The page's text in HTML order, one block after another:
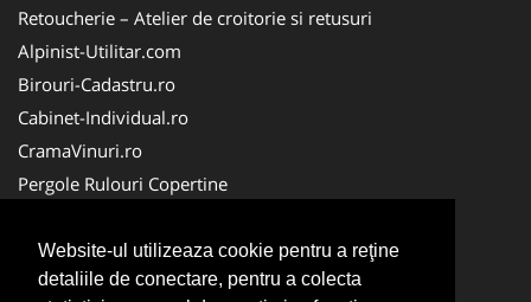
Website-ul utilizeaza cookie pentru a reţine
detaliile de conectare, pentru a colecta
Retoucherie – Atelier de croitorie si retusuri
Alpinist-Utilitar.com
Birouri-Cadastru.ro
Cabinet-Individual.ro
CramaVinuri.ro
Pergole Rulouri Copertine
Cardiologul.ro
CentruInchirieri.ro